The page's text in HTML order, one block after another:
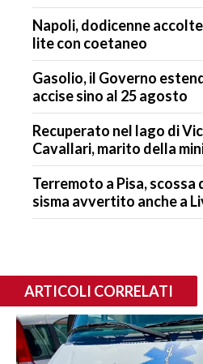
Napoli, dodicenne
lite con coetaneo
Gasolio, il Governo
accise sino al 25 agosto
Recuperato nel lago di
Cavallari, marito della
Terremoto a Pisa, scossa
sisma avvertito anche a
ARTICOLI CORRELATI